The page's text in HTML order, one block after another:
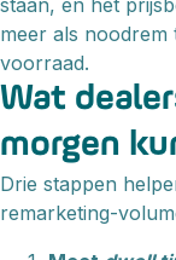
staan, en het
meer als noodrem
voorraad.
Wat
morgen
Drie stappen
remarketing-